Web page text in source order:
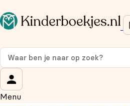
Menu
Op de hoogte blijven van onze
Meld je aan voor onze
korting
Wat is je voornaam?